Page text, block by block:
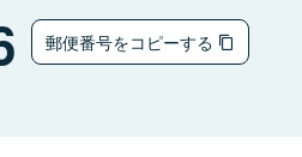
郵便番号をコピーする